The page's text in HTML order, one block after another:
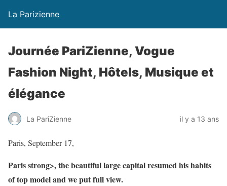
La Parizienne
Journée PariZienne, Vogue
Fashion Night, Hôtels, Musique et
élégance
La PariZienne il y a 13 ans
Paris, September 17,
Paris strong>, the beautiful large capital resumed his habits
of top model and we put full view.